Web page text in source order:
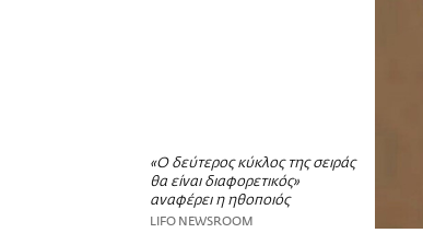
«Ο δεύτερος κύκλος της σειράς
θα είναι διαφορετικός»
αναφέρει η ηθοποιός
LIFO NEWSROOM